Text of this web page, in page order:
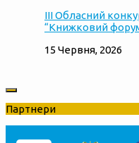
ІІІ Обласний
“Книжковий
15 Червня, 2026
Партнери